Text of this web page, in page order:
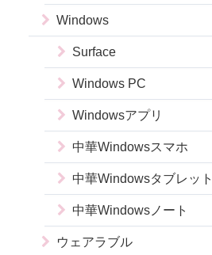
Windows
Surface
Windows PC
Windowsアプリ
中華Windowsスマホ
中華Windowsタブレット
中華Windowsノート
ウェアラブル